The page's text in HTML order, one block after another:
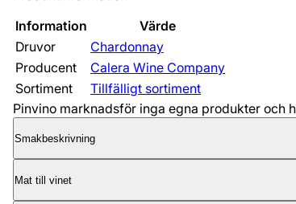
Information
Värde
Druvor
Chardonnay
Producent
Calera Wine Company
Sortiment
Tillfälligt sortiment
Pinvino marknadsför inga egna produkter och
Smakbeskrivning
Mat till vinet